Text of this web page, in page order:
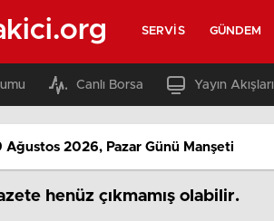
SERVIS GÜNDEM
Canlı Borsa Yayın Akışları
Ağustos 2026, Pazar Günü Manşeti
henüz çıkmamış olabilir.